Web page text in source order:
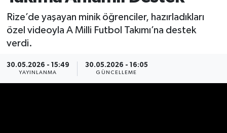
Rize’de yaşayan minik öğrenciler, hazırladıkları
özel videoyla A Milli Futbol Takımı’na destek
verdi.
30.05.2026 - 15:49
YAYINLANMA
30.05.2026 - 16:05
GÜNCELLEME
Teknoloji
Tüm Manşetler
Haber Arşivi